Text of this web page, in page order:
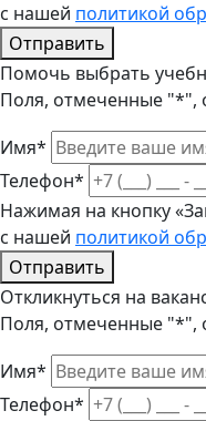
с нашей политикой
Отправить
Помочь выбрать
Поля, отмеченные "*",
Имя*
Телефон*
Нажимая на кнопку
с нашей политикой
Отправить
Откликнуться на
Поля, отмеченные "*",
Имя*
Телефон*